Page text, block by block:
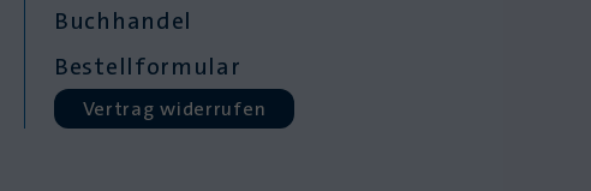
Buchhandel
Bestellformular
Vertrag widerrufen